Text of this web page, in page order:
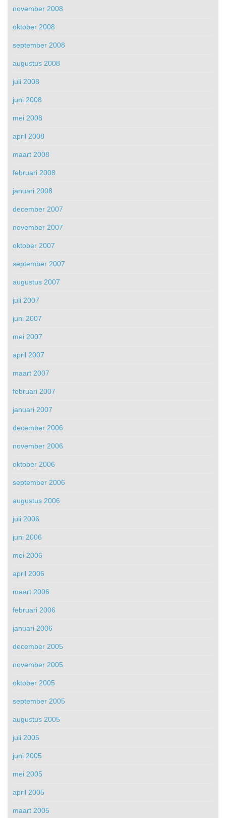
november 2008
oktober 2008
september 2008
augustus 2008
juli 2008
juni 2008
mei 2008
april 2008
maart 2008
februari 2008
januari 2008
december 2007
november 2007
oktober 2007
september 2007
augustus 2007
juli 2007
juni 2007
mei 2007
april 2007
maart 2007
februari 2007
januari 2007
december 2006
november 2006
oktober 2006
september 2006
augustus 2006
juli 2006
juni 2006
mei 2006
april 2006
maart 2006
februari 2006
januari 2006
december 2005
november 2005
oktober 2005
september 2005
augustus 2005
juli 2005
juni 2005
mei 2005
april 2005
maart 2005